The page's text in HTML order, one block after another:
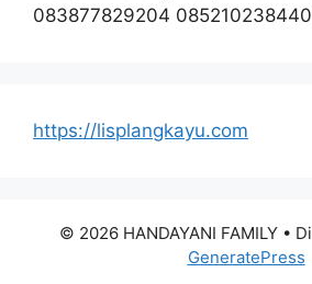
083877829204 085210238440
https://lisplangkayu.com
© 2026 HANDAYANI FAMILY •
GeneratePress